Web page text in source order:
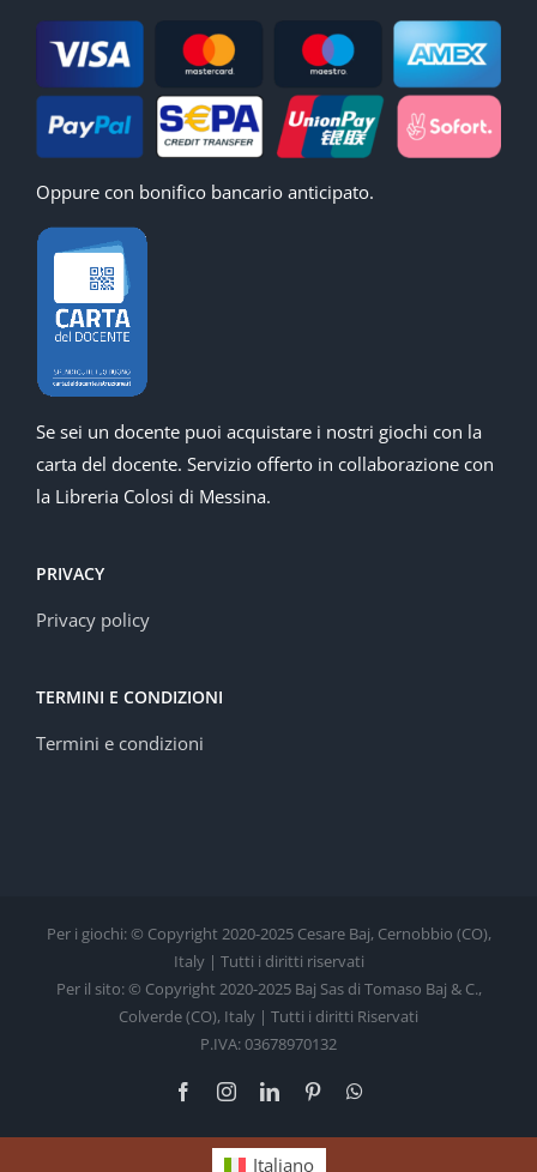
Oppure con bonifico bancario anticipato.
Se sei un docente puoi acquistare i nostri giochi con la
carta del docente. Servizio offerto in collaborazione con
la Libreria Colosi di Messina.
PRIVACY
Privacy policy
TERMINI E CONDIZIONI
Termini e condizioni
Per i giochi: © Copyright 2020-2025 Cesare Baj, Cernobbio (CO),
Italy | Tutti i diritti riservati
Per il sito: © Copyright 2020-2025 Baj Sas di Tomaso Baj & C.,
Colverde (CO), Italy | Tutti i diritti Riservati
P.IVA: 03678970132
FacebookInstagramLinkedInPinterest
Italiano